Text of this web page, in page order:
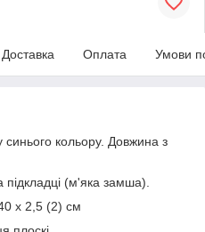
Доставка Оплата Умови
кольору. Довжина з
підкладці (м'яка замша).
х 2,5 (2) см